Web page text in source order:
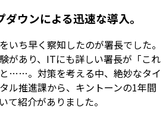
ウンによる迅速な導入。
いち早く察知したのが署長でした。
があり、ITにも詳しい署長が「これ
……。対策を考える中、絶妙なタイ
ル推進課から、キントーンの1年間
て紹介がありました。